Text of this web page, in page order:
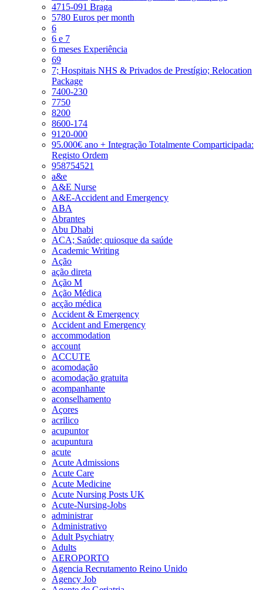
4715-091 Braga
5780 Euros per month
6
6 e 7
6 meses Experiência
69
7; Hospitais NHS & Privados de Prestígio; Relocation
Package
7400-230
7750
8200
8600-174
9120-000
95.000€ ano + Integração Totalmente Comparticipada:
Registo Ordem
958754521
a&e
A&E Nurse
A&E-Accident and Emergency
ABA
Abrantes
Abu Dhabi
ACA; Saúde; quiosque da saúde
Academic Writing
Ação
ação direta
Ação M
Ação Médica
acção médica
Accident & Emergency
Accident and Emergency
accommodation
account
ACCUTE
acomodação
acomodação gratuita
acompanhante
aconselhamento
Açores
acrilico
acupuntor
acupuntura
acute
Acute Admissions
Acute Care
Acute Medicine
Acute Nursing Posts UK
Acute-Nursing-Jobs
administrar
Administrativo
Adult Psychiatry
Adults
AEROPORTO
Agencia Recrutamento Reino Unido
Agency Job